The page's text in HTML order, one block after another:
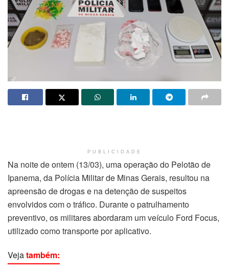
PUBLICIDADE
Na noite de ontem (13/03), uma operação do Pelotão de
Ipanema, da Polícia Militar de Minas Gerais, resultou na
apreensão de drogas e na detenção de suspeitos
envolvidos com o tráfico. Durante o patrulhamento
preventivo, os militares abordaram um veículo Ford Focus,
utilizado como transporte por aplicativo.
Vejatambém: